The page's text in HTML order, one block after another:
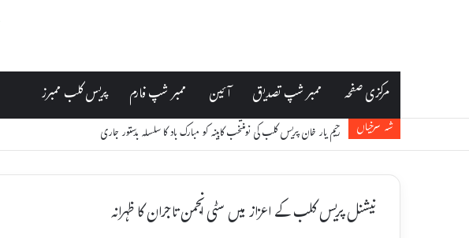
مرکزی صفحہ ممبر شپ تصدیق آئین ممبر شپ فارم پریس کلب ممبرز
شہ سرخیاں رحیم یار خان پریس کلب کی نومنتخب کابینہ کو مبارک باد کا سلسلہ بدستور جاری
نیشنل پریس کلب کے اعزاز میں سٹی انجمن تاجران کا ظہرانہ